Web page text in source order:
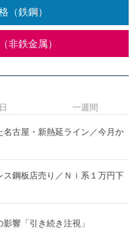
（鉄鋼）
非鉄金属）
古屋・新熱延ライン／今月か
鋼板店売り／Ｎｉ系１万円下
響「引き続き注視」
一週間